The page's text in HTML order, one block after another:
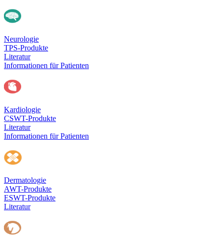
Neurologie
TPS-Produkte
Literatur
Informationen für Patienten
Kardiologie
CSWT-Produkte
Literatur
Informationen für Patienten
Dermatologie
AWT-Produkte
ESWT-Produkte
Literatur